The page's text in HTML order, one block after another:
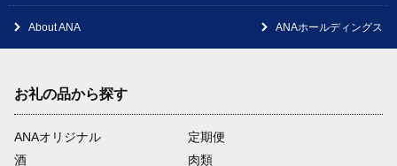
About ANA ANAホールディングス
お礼の品から探す
ANAオリジナル
定期便
酒
肉類